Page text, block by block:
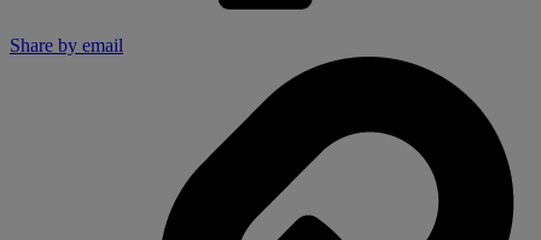
Share by email